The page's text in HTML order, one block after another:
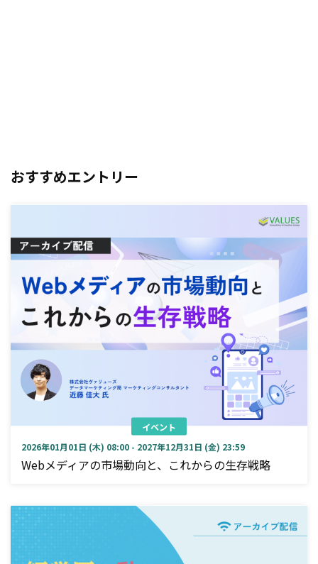
おすすめエントリー
イベント
2026年01月01日 (木) 08:00 - 2027年12月31日 (金) 23:59
Webメディアの市場動向と、これからの生存戦略